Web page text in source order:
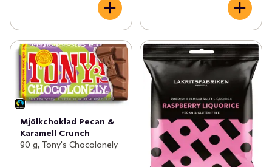
Mjölkchoklad Pecan &
Karamell Crunch
90 g, Tony's Chocolonely